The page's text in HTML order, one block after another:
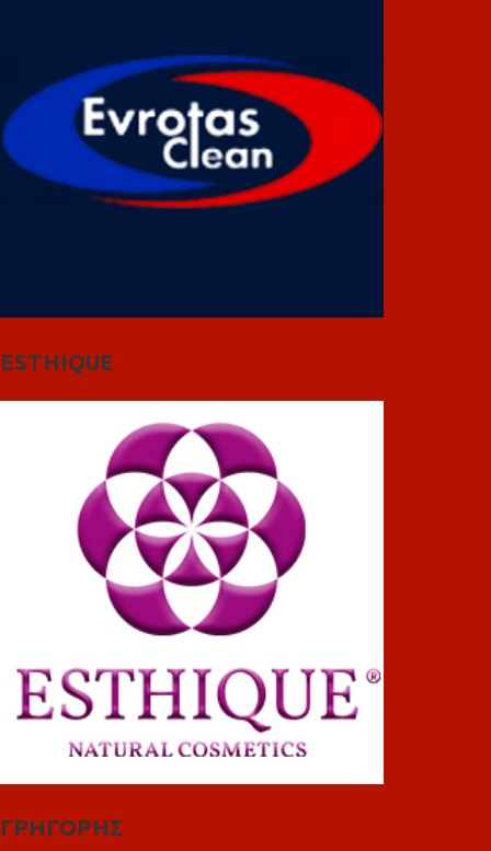
ESTHIQUE
ΓΡΗΓΟΡΗΣ